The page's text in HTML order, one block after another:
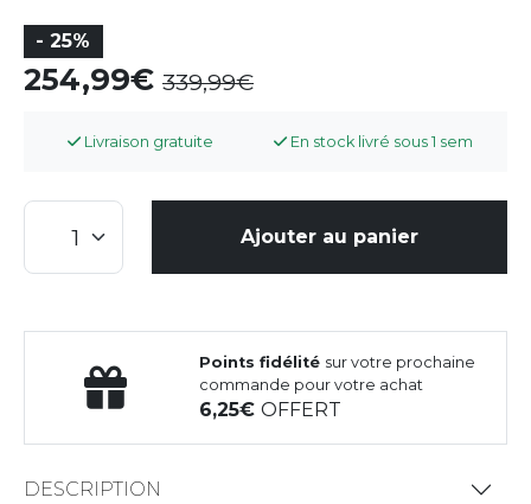
- 25%
254,99 339,99
Livraison gratuite En stock livré sous 1 sem
Ajouter au panier
Points fidélité sur votre prochaine
commande pour votre achat
6,25OFFERT
DESCRIPTION